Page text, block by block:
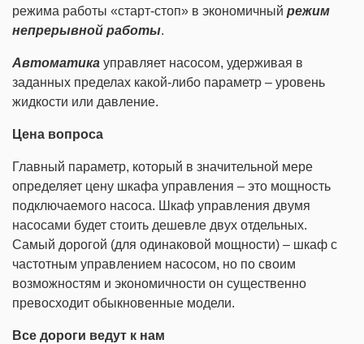
режима работы «старт-стоп» в экономичный режим
непрерывной работы.
Автоматика управляет насосом, удерживая в
заданных пределах какой-либо параметр – уровень
жидкости или давление.
Цена вопроса
Главный параметр, который в значительной мере
определяет цену шкафа управления – это мощность
подключаемого насоса. Шкаф управления двумя
насосами будет стоить дешевле двух отдельных.
Самый дорогой (для одинаковой мощности) – шкаф с
частотным управлением насосом, но по своим
возможностям и экономичности он существенно
превосходит обыкновенные модели.
Все дороги ведут к нам